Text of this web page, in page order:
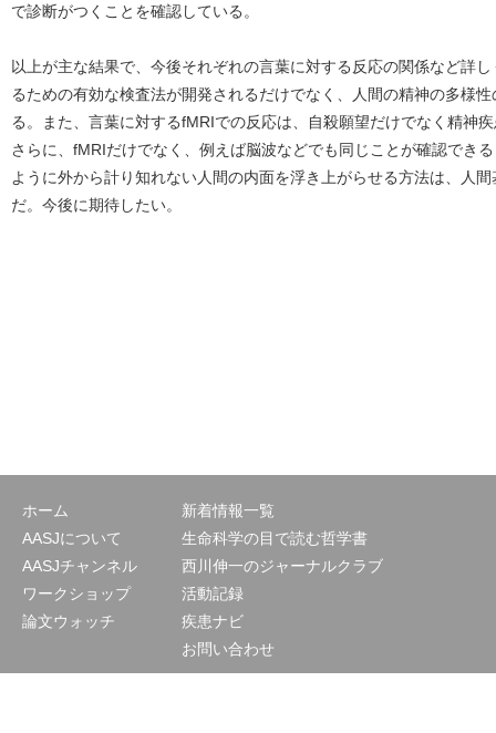
で診断がつくことを確認している。
以上が主な結果で、今後それぞれの言葉に対する反応の関係など詳
るための有効な検査法が開発されるだけでなく、人間の精神の多様
る。また、言葉に対するfMRIでの反応は、自殺願望だけでなく精神
さらに、fMRIだけでなく、例えば脳波などでも同じことが確認でき
ように外から計り知れない人間の内面を浮き上がらせる方法は、人
だ。今後に期待したい。
ホーム
AASJについて
AASJチャンネル
ワークショップ
論文ウォッチ
新着情報一覧
生命科学の目で読む哲学書
西川伸一のジャーナルクラブ
活動記録
疾患ナビ
お問い合わせ